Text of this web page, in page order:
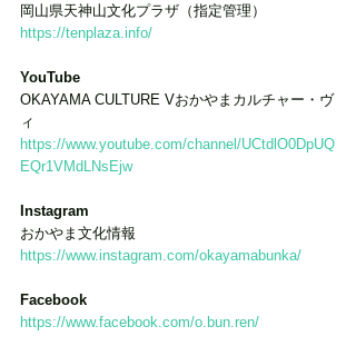
岡山県天神山文化プラザ（指定管理）
https://tenplaza.info/
YouTube
OKAYAMA CULTURE Vおかやまカルチャー・ヴ
ィ
https://www.youtube.com/channel/UCtdlO0DpUQ
EQr1VMdLNsEjw
Instagram
おかやま文化情報
https://www.instagram.com/okayamabunka/
Facebook
https://www.facebook.com/o.bun.ren/